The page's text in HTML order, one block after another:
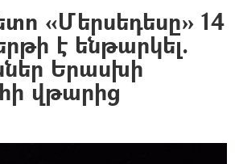
«Մերսեդեսը» 14
է ենթարկել.
Երասխի
վթարից